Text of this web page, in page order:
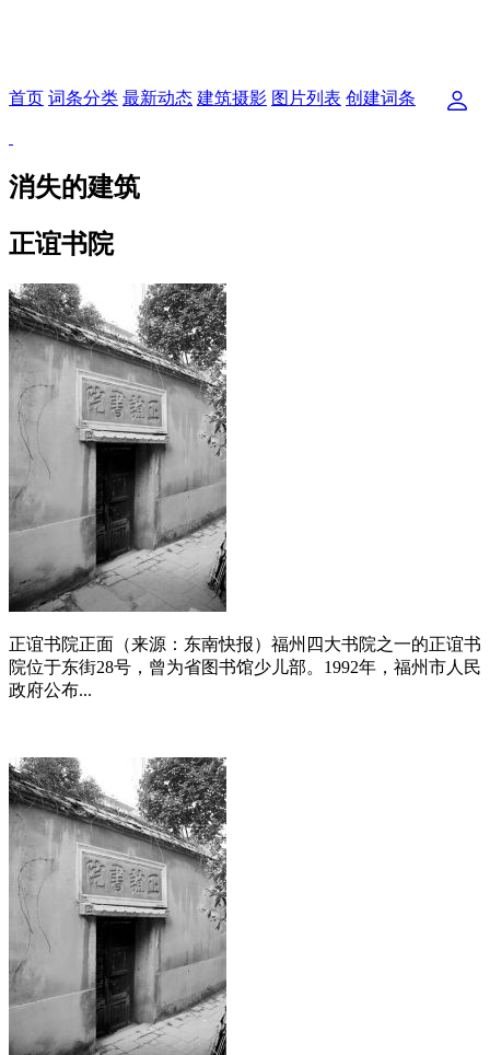
首页 词条分类 最新动态 建筑摄影 图片列表 创建词条
消失的建筑
正谊书院
正谊书院正面（来源：东南快报）福州四大书院之一的正谊书
院位于东街28号，曾为省图书馆少儿部。1992年，福州市人民
政府公布...